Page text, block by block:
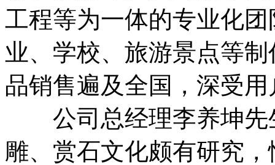
工程等为一体的专业化
业、学校、旅游景点等
品销售遍及全国，深受
公司总经理李养坤先
雕、赏石文化颇有研究